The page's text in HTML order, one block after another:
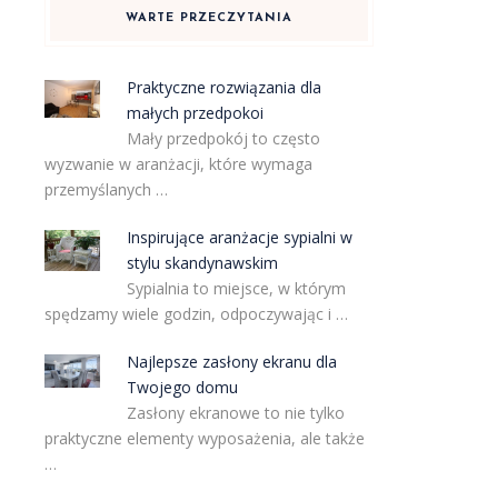
WARTE PRZECZYTANIA
Praktyczne rozwiązania dla
małych przedpokoi
Mały przedpokój to często
wyzwanie w aranżacji, które wymaga
przemyślanych …
Inspirujące aranżacje sypialni w
stylu skandynawskim
Sypialnia to miejsce, w którym
spędzamy wiele godzin, odpoczywając i …
Najlepsze zasłony ekranu dla
Twojego domu
Zasłony ekranowe to nie tylko
praktyczne elementy wyposażenia, ale także
…